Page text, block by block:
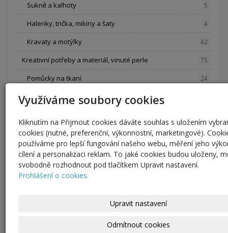
Sukně a kalhoty 5
Halenky, trička, mikiny a šaty 4
Kravaty a motýlky 42
Kreativní potřeby a materiál, vinuté perle 75
Pomůcky na tkaní 24
Pletení z pedigu polotovary na hodiny
Vinuté perle vlastní výroby, jednotlivé kusy 0
Zdobení skla, výroba vinutek 3
Bločky na silikonová razítka a gelli plate
Využíváme soubory cookies
Kliknutím na Přijmout cookies dáváte souhlas s uložením
cookies (nutné, preferenční, výkonnostní, marketingové).
používáme pro lepší fungování našeho webu, měření jeho
cílení a personalizaci reklam. To jaké cookies budou uloženy,
svobodně rozhodnout pod tlačítkem Upravit nastavení.
Prohlášení o cookies.
Upravit nastavení
Odmítnout cookies